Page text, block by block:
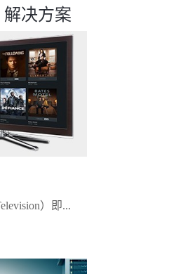
解决方案
）即...